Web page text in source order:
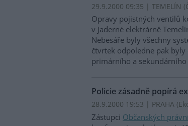
29.9.2000 09:35 | TEMELÍN (
Opravy pojistných ventilů
v Jaderné elektrárně
Nebesáře byly všechny
čtvrtek odpoledne pak
primárního a
Policie zásadně popírá
28.9.2000 19:53 | PRAHA
Zástupci Občanských